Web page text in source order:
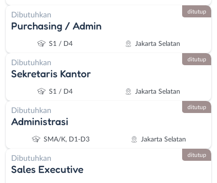
Dibutuhkan
Purchasing / Admin
S1 / D4 Jakarta Selatan
ditutup
Dibutuhkan
Sekretaris Kantor
S1 / D4 Jakarta Selatan
ditutup
Dibutuhkan
Administrasi
SMA/K, D1-D3 Jakarta Selatan
ditutup
Dibutuhkan
Sales Executive
ditutup